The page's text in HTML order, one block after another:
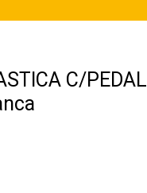
C/PEDAL